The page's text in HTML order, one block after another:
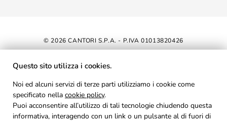
© 2026 CANTORI S.P.A. - P.IVA 01013820426
DICHIARAZIONE DI ACCESSIBILITÀ
AREA RISERVATA
PRIVACY
Questo sito utilizza i cookies.
Noi ed alcuni servizi di terze parti utilizziamo i cookie come
specificato nella cookie policy.
Puoi acconsentire all’utilizzo di tali tecnologie chiudendo questa
informativa, interagendo con un link o un pulsante al di fuori di